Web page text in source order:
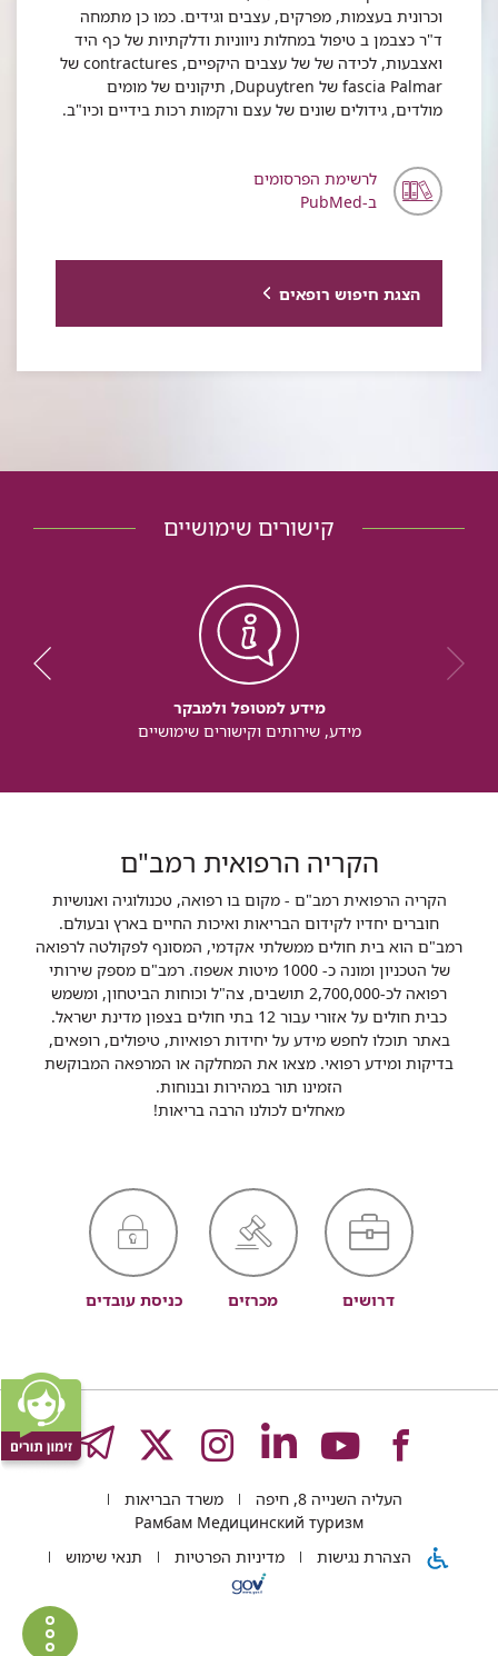
וכרונית בעצמות, מפרקים, עצבים וגידים. כמו כן מתמחה
ד"ר כצבמן ב טיפול במחלות ניווניות ודלקתיות של כף היד
ואצבעות, לכידה של של עצבים היקפיים, contractures של
fascia Palmar של Dupuytren, תיקונים של מומים
מולדים, גידולים שונים של עצם ורקמות רכות בידיים וכיו"ב.
לרשימת הפרסומים
ב-PubMed
הצגת חיפוש רופאים
קישורים שימושיים
מידע למטופל ולמבקר
מידע, שירותים וקישורים שימושיים
הקריה הרפואית רמב"ם
הקריה הרפואית רמב"ם - מקום בו רפואה, טכנולוגיה ואנושיות
חוברים יחדיו לקידום הבריאות ואיכות החיים בארץ ובעולם.
רמב"ם הוא בית חולים ממשלתי אקדמי, המסונף לפקולטה לרפואה
של הטכניון ומונה כ- 1000 מיטות אשפוז. רמב"ם מספק שירותי
רפואה לכ-2,700,000 תושבים, צה"ל וכוחות הביטחון, ומשמש
כבית חולים על אזורי עבור 12 בתי חולים בצפון מדינת ישראל.
באתר תוכלו לחפש מידע על יחידות רפואיות, טיפולים, רופאים,
בדיקות ומידע רפואי. מצאו את המחלקה או המרפאה המבוקשת
הזמינו תור במהירות ובנוחות.
מאחלים לכולנו הרבה בריאות!
דרושים מכרזים כניסת עובדים
לעמוד
של
לעמוד
של
לעמוד
של
לעמוד
של
רמב"ם
לעמוד
של
רמב"ם
העליה השנייה 8, חיפה
משרד הבריאות
Рамбам Медицинский туризм
הצהרת נגישות
מדיניות הפרטיות תנאי שימוש